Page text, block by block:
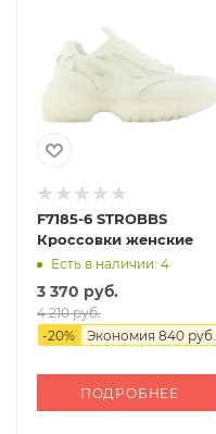
F7185-6 STROBBS
Кроссовки женские
Есть в наличии: 4
3 370 руб.
4 210 руб.
-20% Экономия 840 руб.
ПОДРОБНЕЕ